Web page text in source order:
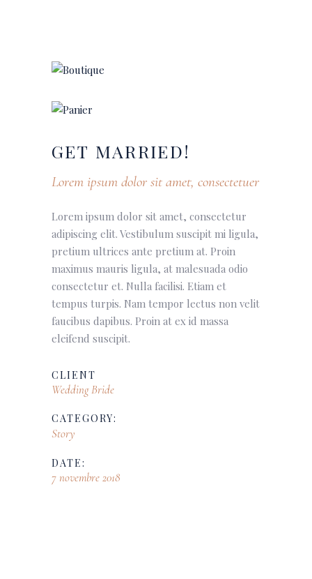
GET MARRIED!
Lorem ipsum dolor sit amet, consectetuer
Lorem ipsum dolor sit amet, consectetur
adipiscing elit. Vestibulum suscipit mi ligula,
pretium ultrices ante pretium at. Proin
maximus mauris ligula, at malesuada odio
consectetur et. Nulla facilisi. Etiam et
tempus turpis. Nam tempor lectus non velit
faucibus dapibus. Proin at ex id massa
eleifend suscipit.
CLIENT
Wedding Bride
CATEGORY:
Story
DATE:
7 novembre 2018